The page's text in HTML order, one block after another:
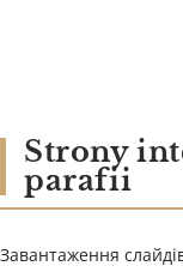
Strony
parafii
Завантаження